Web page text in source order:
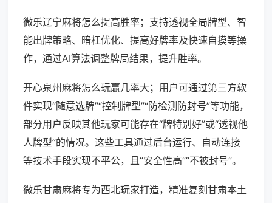
微乐辽宁麻将怎么提高胜率；支持透视全局牌型、智
能出牌策略、暗杠优化、提高好牌率及快速自摸等操
作，通过AI算法调整牌局结果，提升胜率。
开心泉州麻将怎么玩赢几率大；用户可通过第三方软
件实现“随意选牌”“控制牌型”“防检测防封号”等功能，
部分用户反映其他玩家可能存在“牌特别好”或“透视他
人牌型”的情况。这些工具通过后台运行、自动连接
等技术手段实现不平公，且“安全性高”“不被封号”。
微乐甘肃麻将专为西北玩家打造，精准复刻甘肃本土